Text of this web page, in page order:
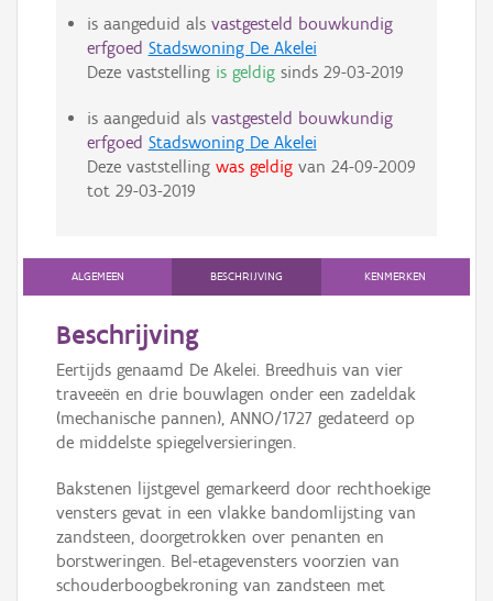
is aangeduid als vastgesteld bouwkundig
erfgoed Stadswoning De Akelei
Deze vaststelling is geldigsinds 29-03-2019
is aangeduid als vastgesteld bouwkundig
erfgoed Stadswoning De Akelei
Deze vaststelling was geldigvan 24-09-2009
tot 29-03-2019
ALGEMEEN BESCHRIJVING KENMERKEN
Beschrijving
Eertijds genaamd De Akelei. Breedhuis van vier
traveeën en drie bouwlagen onder een zadeldak
(mechanische pannen), ANNO/1727 gedateerd op
de middelste spiegelversieringen.
Bakstenen lijstgevel gemarkeerd door rechthoekige
vensters gevat in een vlakke bandomlijsting van
zandsteen, doorgetrokken over penanten en
borstweringen. Bel-etagevensters voorzien van
schouderboogbekroning van zandsteen met